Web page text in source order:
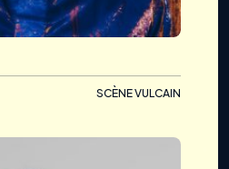
SCÈNE VULCAIN